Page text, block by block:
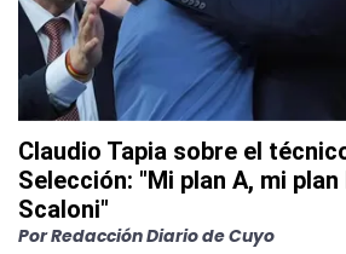
Claudio Tapia sobre el
Selección: "Mi plan A, mi plan
Scaloni"
PorRedacción Diario de Cuyo